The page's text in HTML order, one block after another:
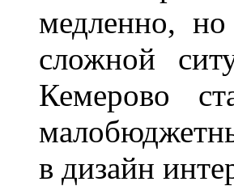
медленно,
сложной
Кемерово
в дизайн